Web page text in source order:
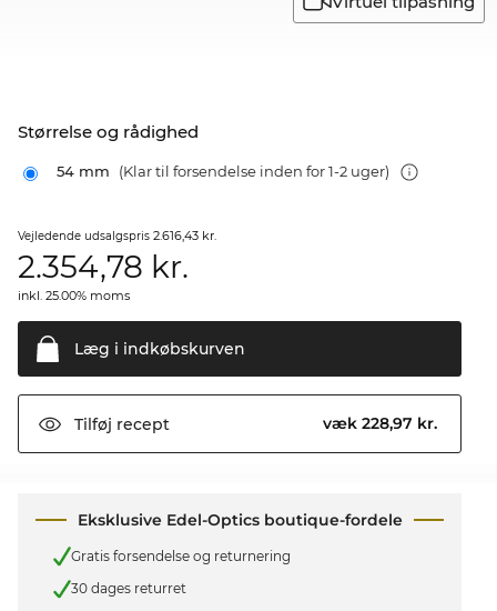
Størrelse og rådighed
54 mm (Klar til forsendelse inden for 1-2 uger)
Vejledende udsalgspris 2.616,43 kr.
2.354,78 kr.
inkl. 25.00% moms
Læg i indkøbskurven
Tilføj recept væk 228,97 kr.
Eksklusive Edel-Optics boutique-fordele
Gratis forsendelse og returnering
30 dages returret